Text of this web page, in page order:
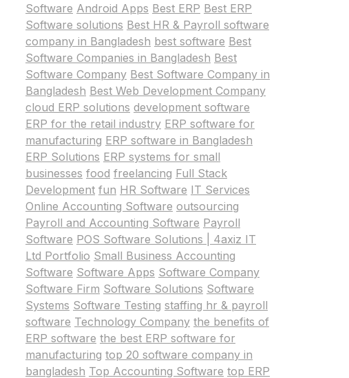
Software Android Apps Best ERP Best ERP
Software solutions Best HR & Payroll software
company in Bangladesh best software Best
Software Companies in Bangladesh Best
Software Company Best Software Company in
Bangladesh Best Web Development Company
cloud ERP solutions development software
ERP for the retail industry ERP software for
manufacturing ERP software in Bangladesh
ERP Solutions ERP systems for small
businesses food freelancing Full Stack
Development fun HR Software IT Services
Online Accounting Software outsourcing
Payroll and Accounting Software Payroll
Software POS Software Solutions | 4axiz IT
Ltd Portfolio Small Business Accounting
Software Software Apps Software Company
Software Firm Software Solutions Software
Systems Software Testing staffing hr & payroll
software Technology Company the benefits of
ERP software the best ERP software for
manufacturing top 20 software company in
bangladesh Top Accounting Software top ERP